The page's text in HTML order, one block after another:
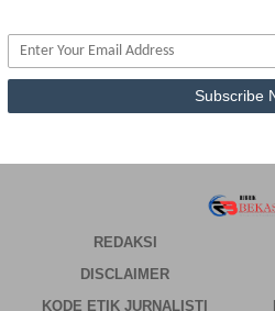
REDAKSI
DISCLAIMER
KODE ETIK JURNALISTI